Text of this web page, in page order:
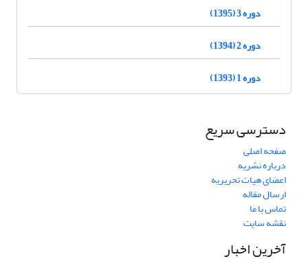
دوره 3 (1395)
دوره 2 (1394)
دوره 1 (1393)
دسترسی سریع
صفحه اصلی
درباره نشریه
اعضای هیات تحریریه
ارسال مقاله
تماس با ما
نقشه سایت
آخرین اخبار